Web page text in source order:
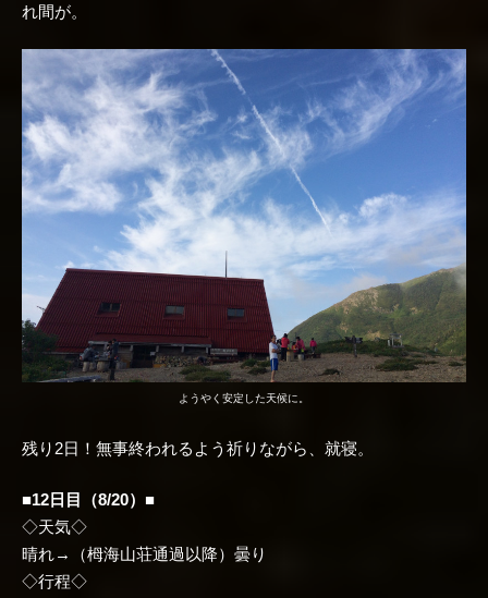
れ間が。
ようやく安定した天候に。
残り2日！無事終われるよう祈りながら、就寝。
■12日目（8/20）■
◇天気◇
晴れ→（栂海山荘通過以降）曇り
◇行程◇